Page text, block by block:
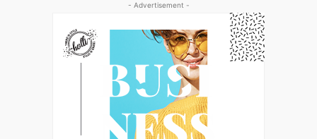
- Advertisement -